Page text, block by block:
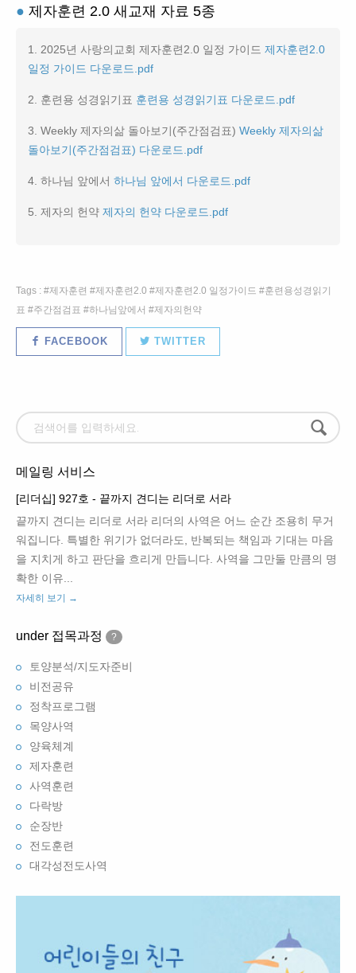
● 제자훈련 2.0 새교재 자료 5종
1. 2025년 사랑의교회 제자훈련2.0 일정 가이드 제자훈련2.0
일정 가이드 다운로드.pdf
2. 훈련용 성경읽기표 훈련용 성경읽기표 다운로드.pdf
3. Weekly 제자의삶 돌아보기(주간점검표) Weekly 제자의삶
돌아보기(주간점검표) 다운로드.pdf
4. 하나님 앞에서 하나님 앞에서 다운로드.pdf
5. 제자의 헌약 제자의 헌약 다운로드.pdf
Tags : 제자훈련 제자훈련2.0 제자훈련2.0 일정가이드
훈련용성경읽기
표
주간점검표 하나님앞에서 제자의헌약
FACEBOOK TWITTER
메일링 서비스
[리더십] 927호 - 끝까지 견디는 리더로 서라
끝까지 견디는 리더로 서라 리더의 사역은 어느 순간 조용히 무거
워집니다. 특별한 위기가 없더라도, 반복되는 책임과 기대는 마음
을 지치게 하고 판단을 흐리게 만듭니다. 사역을 그만둘 만큼의 명
확한 이유...
자세히 보기 →
under 접목과정 ?
토양분석/지도자준비
비전공유
정착프로그램
목양사역
양육체계
제자훈련
사역훈련
다락방
순장반
전도훈련
대각성전도사역